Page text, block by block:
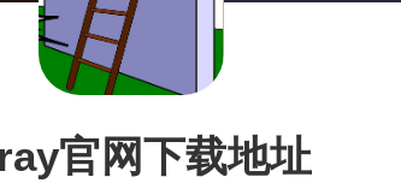
官网下载地址